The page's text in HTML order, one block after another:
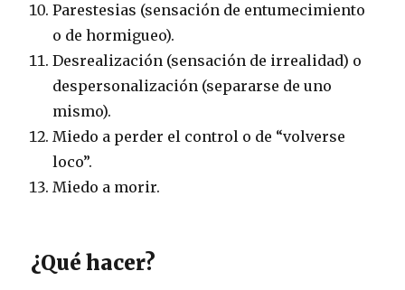
Parestesias (sensación de entumecimiento
o de hormigueo).
Desrealización (sensación de irrealidad) o
despersonalización (separarse de uno
mismo).
Miedo a perder el control o de “volverse
loco”.
Miedo a morir.
¿Qué hacer?